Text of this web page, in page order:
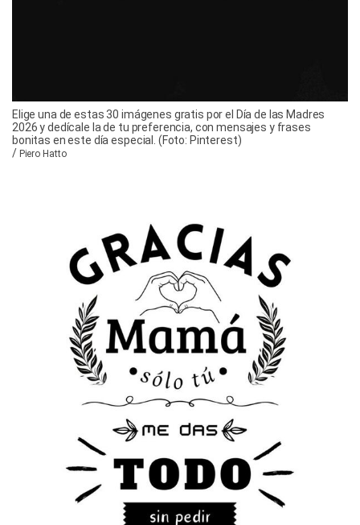
Elige una de estas 30 imágenes gratis por el Día de las Madres
2026 y dedícale la de tu preferencia, con mensajes y frases
bonitas en este día especial. (Foto: Pinterest)
/ Piero Hatto